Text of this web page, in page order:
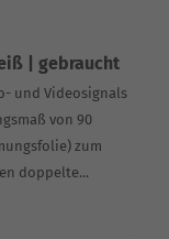
| gebraucht
und Videosignals
von 90
zum
doppelte...